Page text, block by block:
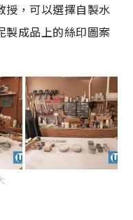
授，可以選擇自製水
製成品上的絲印圖案